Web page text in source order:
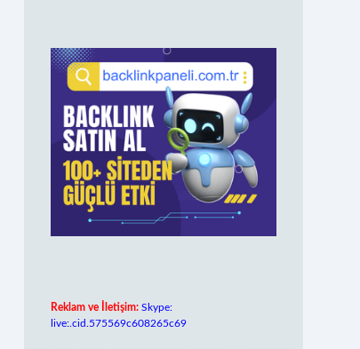
Reklam ve İletişim: Skype:
live:.cid.575569c608265c69